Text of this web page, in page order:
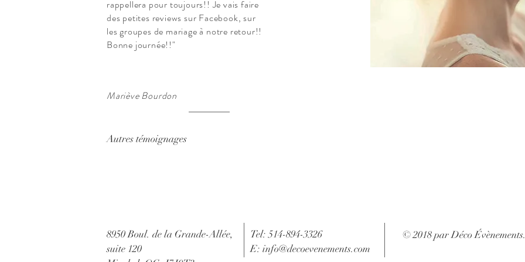
rappellera pour toujours!! Je vais faire
des petites reviews sur Facebook, sur
les groupes de mariage à notre retour!!
Bonne journée!!"
Mariève Bourdon
Autres témoignages
8950 Boul. de la Grande-Allée,
suite 120
Tel: 514-894-3326
E: info@decoevenements.com
© 2018 par Déco